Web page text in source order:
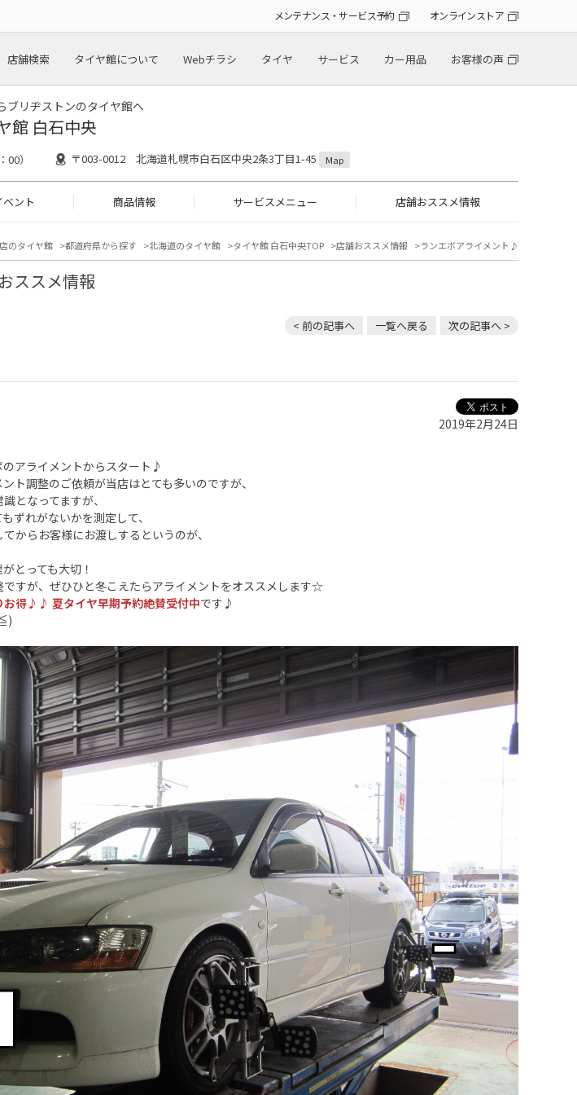
メンテナンス・サービス予約 オンラインストア
店舗検索 タイヤ館について Webチラシ タイヤ サービス カー用品 お客様の声
ブリヂストンのタイヤ館へ
館 白石中央
） 〒003-0012 北海道札幌市白石区中央2条3丁目1-45 Map
ント 商品情報 サービスメニュー 店舗おススメ情報
のタイヤ館 都道府県から探す 北海道のタイヤ館 タイヤ館 白石中央TOP 店舗おススメ情報 ランエボアライメント♪
ススメ情報
< 前の記事へ 一覧へ戻る 次の記事へ >
2019年2月24日
アライメントからスタート♪
ト調整のご依頼が当店はとても多いのですが、
となってますが、
ずれがないかを測定して、
からお客様にお渡しするというのが、
とっても大切！
すが、ぜひひと冬こえたらアライメントをオススメします☆
お得♪♪ 夏タイヤ早期予約絶賛受付中です♪